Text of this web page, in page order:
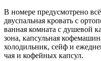
В номере предусмотрено
двуспальная кровать с
ванная комната с душевой
зона, капсульная
холодильник, сейф и
чая и кофейных капсул.